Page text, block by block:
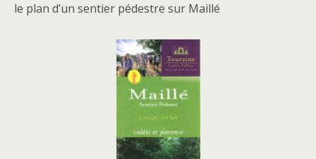
le plan d’un sentier pédestre sur Maillé